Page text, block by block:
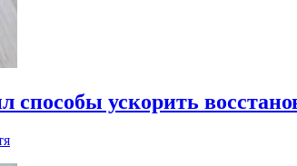
способы ускорить